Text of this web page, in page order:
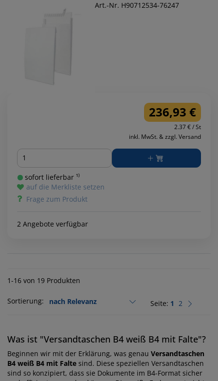
Art.-Nr. H90712534-76247
236,93 €
2.37 € / St
inkl. MwSt. & zzgl. Versand
Menge
sofort lieferbar ¹⁾
auf die Merkliste setzen
Frage zum Produkt
2 Angebote verfügbar
1-16 von 19 Produkten
Sortierung: Seite: 1 2
Was ist "Versandtaschen B4 weiß B4 mit Falte"?
Beginnen wir mit der Erklärung, was genau Versandtaschen
B4 weiß B4 mit Falte sind. Diese speziellen Versandtaschen
sind so konzipiert, dass sie Dokumente im B4-Format sicher